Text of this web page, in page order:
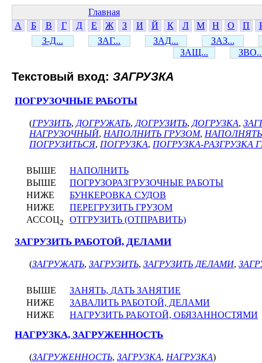
Главная
А
Б В Г Д Е Ж З И Й К Л М Н О П
З-Д...
ЗАГ... ЗАД...
ЗАЗ...
ЗАЩ...
Текстовый вход: ЗАГРУЗКА
ПОГРУЗОЧНЫЕ РАБОТЫ
(ГРУЗИТЬ, ДОГРУЖАТЬ, ДОГРУЗИТЬ, ДОГРУЗКА,
НАГРУЗОЧНЫЙ, НАПОЛНИТЬ ГРУЗОМ,
ПОГРУЗИТЬСЯ, ПОГРУЗКА, ПОГРУЗКА-РАЗГРУЗКА
ВЫШЕ
НАПОЛНИТЬ
ВЫШЕ
ПОГРУЗОРАЗГРУЗОЧНЫЕ РАБОТЫ
НИЖЕ
БУНКЕРОВКА СУДОВ
НИЖЕ
ПЕРЕГРУЗИТЬ ГРУЗОМ
АССОЦ2 ОТГРУЗИТЬ (ОТПРАВИТЬ)
ЗАГРУЗИТЬ РАБОТОЙ, ДЕЛАМИ
(ЗАГРУЖАТЬ, ЗАГРУЗИТЬ, ЗАГРУЗИТЬ ДЕЛАМИ,
ВЫШЕ
ЗАНЯТЬ, ДАТЬ ЗАНЯТИЕ
НИЖЕ
ЗАВАЛИТЬ РАБОТОЙ, ДЕЛАМИ
НИЖЕ
НАГРУЗИТЬ РАБОТОЙ, ОБЯЗАННОСТЯМИ
НАГРУЗКА, ЗАГРУЖЕННОСТЬ
(ЗАГРУЖЕННОСТЬ, ЗАГРУЗКА, НАГРУЗКА)